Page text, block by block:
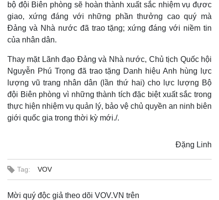
Khởi nghiệp
Tiêu dùng
Chứng khoán
Giá cà phê
bộ đội Biên phòng sẽ hoàn thành xuất sắc nhiệm vụ đựơc
giao, xứng đáng với những phần thưởng cao quý mà
Đảng và Nhà nước đã trao tặng; xứng đáng với niềm tin
của nhân dân.
Thay mặt Lãnh đạo Đảng và Nhà nước, Chủ tịch Quốc hội
Nguyễn Phú Trọng đã trao tặng Danh hiệu Anh hùng lực
lượng vũ trang nhân dân (lần thứ hai) cho lực lượng Bộ
đội Biên phòng vì những thành tích đặc biệt xuất sắc trong
thực hiện nhiệm vụ quản lý, bảo vệ chủ quyền an ninh biên
giới quốc gia trong thời kỳ mới./.
Đặng Linh
Tag: VOV
Mời quý độc giả theo dõi VOV.VN trên